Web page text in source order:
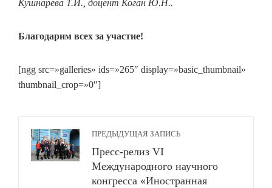
Кушнарева Т.И., доцент Коган Ю.Н..
Благодарим всех за участие!
[ngg src=»galleries» ids=»265″ display=»basic_thumbnail»
thumbnail_crop=»0″]
ПРЕДЫДУЩАЯ ЗАПИСЬ
Пресс-релиз VI
Международного научного
конгресса «Иностранная